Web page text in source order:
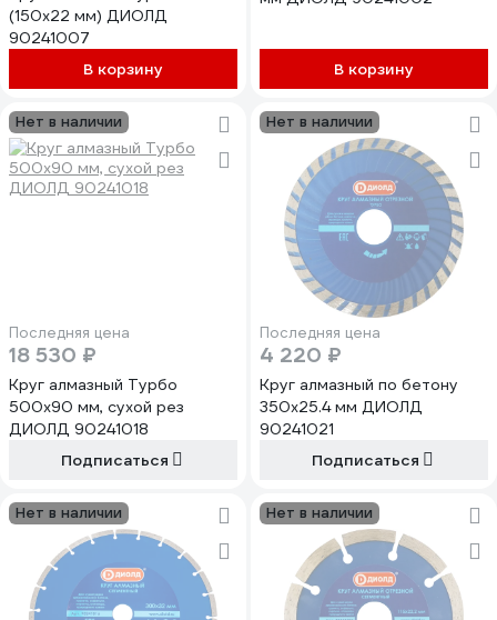
(150x22 мм) ДИОЛД
90241007
В корзину
В корзину
Нет в наличии
Последняя цена
18 530 ₽
Круг алмазный Турбо
500x90 мм, сухой рез
ДИОЛД 90241018
Подписаться
Нет в наличии
Последняя цена
4 220 ₽
Круг алмазный по бетону
350x25.4 мм ДИОЛД
90241021
Подписаться
Нет в наличии Нет в наличии